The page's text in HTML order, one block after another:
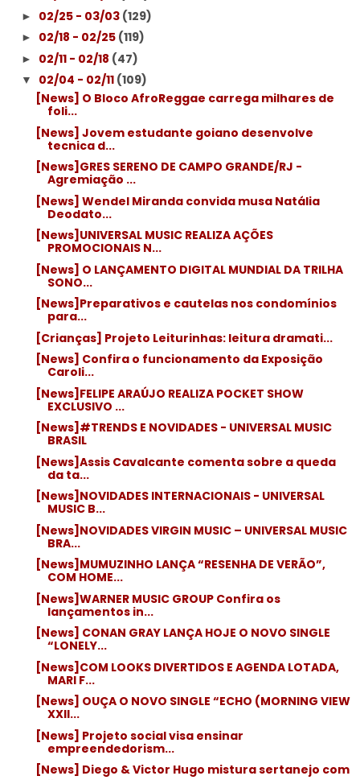
► 02/25 - 03/03 (129)
► 02/18 - 02/25 (119)
► 02/11 - 02/18 (47)
▼ 02/04 - 02/11 (109)
[News] O Bloco AfroReggae carrega milhares de
foli...
[News] Jovem estudante goiano desenvolve
tecnica d...
[News]GRES SERENO DE CAMPO GRANDE/RJ -
Agremiação ...
[News] Wendel Miranda convida musa Natália
Deodato...
[News]UNIVERSAL MUSIC REALIZA AÇÕES
PROMOCIONAIS N...
[News] O LANÇAMENTO DIGITAL MUNDIAL DA TRILHA
SONO...
[News]Preparativos e cautelas nos condomínios
para...
[Crianças] Projeto Leiturinhas: leitura dramati...
[News] Confira o funcionamento da Exposição
Caroli...
[News]FELIPE ARAÚJO REALIZA POCKET SHOW
EXCLUSIVO ...
[News]#TRENDS E NOVIDADES - UNIVERSAL MUSIC
BRASIL
[News]Assis Cavalcante comenta sobre a queda
da ta...
[News]NOVIDADES INTERNACIONAIS - UNIVERSAL
MUSIC B...
[News]NOVIDADES VIRGIN MUSIC – UNIVERSAL MUSIC
BRA...
[News]MUMUZINHO LANÇA “RESENHA DE VERÃO”,
COM HOME...
[News]WARNER MUSIC GROUP Confira os
lançamentos in...
[News] CONAN GRAY LANÇA HOJE O NOVO SINGLE
“LONELY...
[News]COM LOOKS DIVERTIDOS E AGENDA LOTADA,
MARI F...
[News] OUÇA O NOVO SINGLE “ECHO (MORNING VIEW
XXII...
[News] Projeto social visa ensinar
empreendedorism...
[News] Diego & Victor Hugo mistura sertanejo com